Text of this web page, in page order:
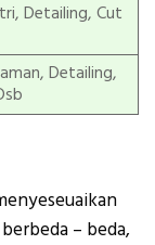
Detailing, Cut
Detailing,
– beda,